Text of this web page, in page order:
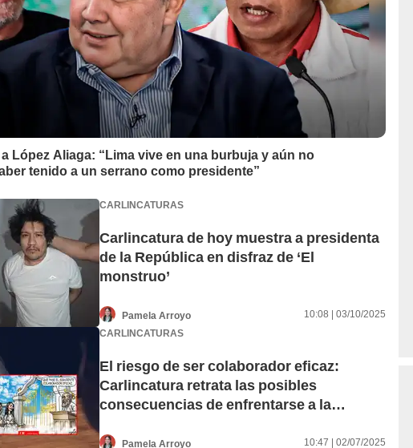
López Aliaga: “Lima vive en una burbuja y aún no
tenido a un serrano como presidente”
CARLINCATURAS
Carlincatura de hoy muestra a presidenta
de la República en disfraz de ‘El
monstruo’
Pamela Arroyo
10:08 | 03/10/2025
CARLINCATURAS
El riesgo de ser colaborador eficaz:
Carlincatura retrata las posibles
consecuencias de enfrentarse a la
Pamela Arroyo
10:47 | 02/07/2025